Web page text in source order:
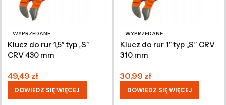
WYPRZEDANE
Klucz do rur 1,5″ typ „S”
CRV 430 mm
49,49 zł
DOWIEDZ SIĘ WIĘCEJ
WYPRZEDANE
Klucz do rur 1″ typ „S” CRV
310 mm
30,99 zł
DOWIEDZ SIĘ WIĘCEJ